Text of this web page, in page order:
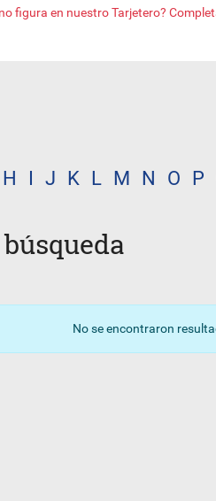
figura en nuestro Tarjetero?
H I J K L M N O P
No se encontraron